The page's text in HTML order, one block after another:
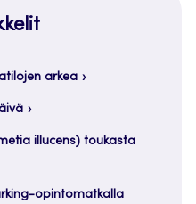
arkea
illucens) toukasta
opintomatkalla